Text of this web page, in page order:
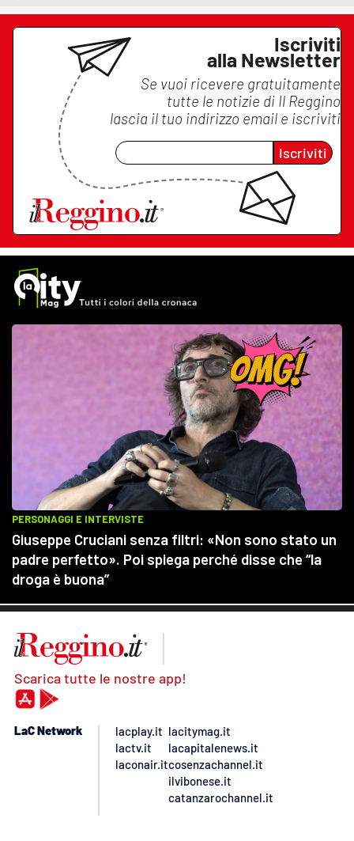
Iscriviti
alla Newsletter
Se vuoi ricevere gratuitamente
tutte le notizie di Il Reggino
lascia il tuo indirizzo email e iscriviti
Iscriviti
Scarica tutte le nostre app!
LaC Network
lacplay.it
lactv.it
laconair.it
lacitymag.it
lacapitalenews.it
cosenzachannel.it
ilvibonese.it
catanzarochannel.it